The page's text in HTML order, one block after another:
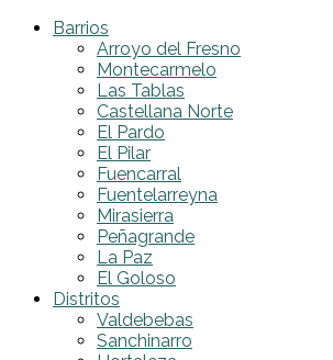
Barrios
Arroyo del Fresno
Montecarmelo
Las Tablas
Castellana Norte
El Pardo
El Pilar
Fuencarral
Fuentelarreyna
Mirasierra
Peñagrande
La Paz
El Goloso
Distritos
Valdebebas
Sanchinarro